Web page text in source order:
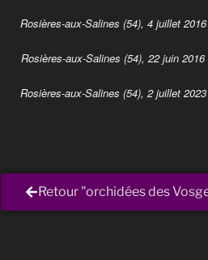
Rosières-aux-Salines (54), 4 juillet 2016
Rosières-aux-Salines (54), 22 juin 2016
Rosières-aux-Salines (54), 2 juillet 2023
Retour "orchidées des